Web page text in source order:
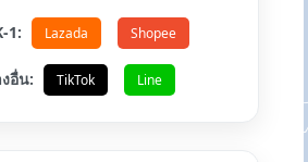
1: Lazada Shopee
อื่น: TikTok Line